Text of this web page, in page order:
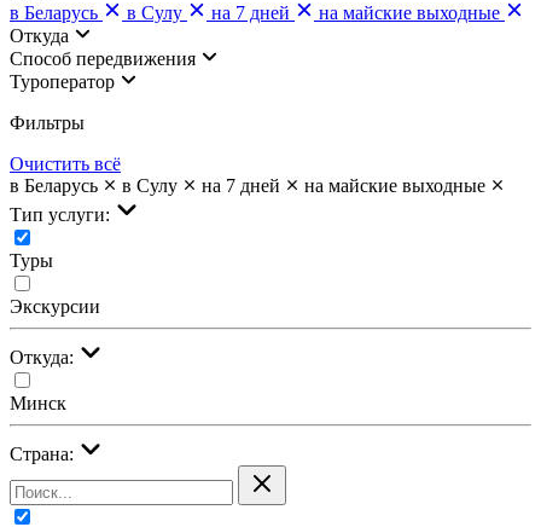
в Беларусь
в Сулу на 7 дней
на майские выходные
Откуда
Cпособ передвижения
Туроператор
Фильтры
Очистить всё
в Беларусь
в Сулу на 7 дней
на майские выходные
Тип услуги:
Туры
Экскурсии
Откуда:
Минск
Страна: